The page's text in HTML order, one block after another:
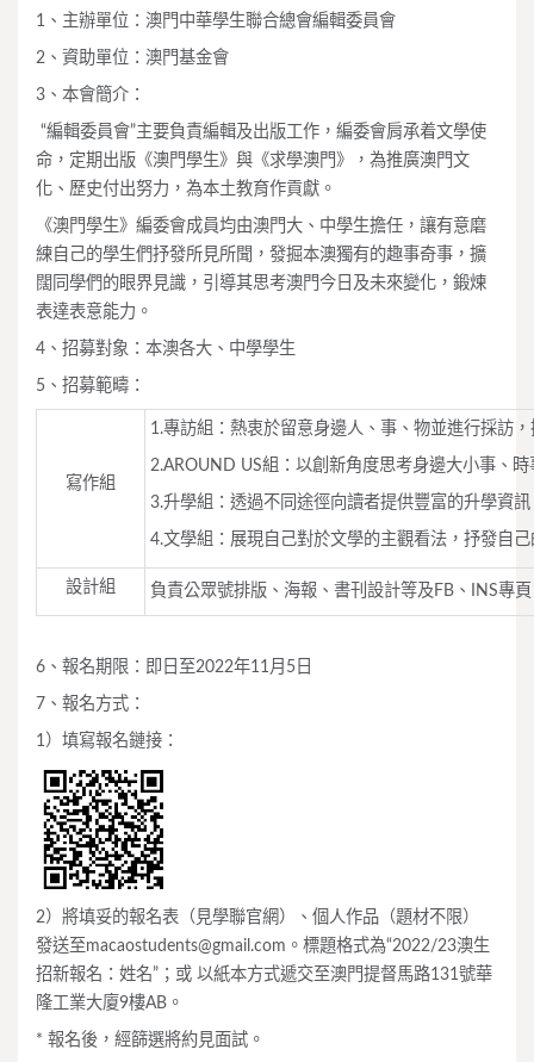
1、主辦單位：澳門中華學生聯合總會編輯委員會
2、資助單位：澳門基金會
3、本會簡介：
“編輯委員會”主要負責編輯及出版工作，編委會肩承着文學使
命，定期出版《澳門學生》與《求學澳門》，為推廣澳門文
化、歷史付出努力，為本土教育作貢獻。
《澳門學生》編委會成員均由澳門大、中學生擔任，讓有意磨
練自己的學生們抒發所見所聞，發掘本澳獨有的趣事奇事，擴
闊同學們的眼界見識，引導其思考澳門今日及未來變化，鍛煉
表達表意能力。
4、招募對象：本澳各大、中學學生
5、招募範疇：
寫作組
1.專訪組：熱衷於留意身邊人、事、物並進行採訪
2.AROUND US組：以創新角度思考身邊大小事、
3.升學組：透過不同途徑向讀者提供豐富的升學資訊
4.文學組：展現自己對於文學的主觀看法，抒發自
設計組 負責公眾號排版、海報、書刊設計等及FB、INS專
6、報名期限：即日至2022年11月5日
7、報名方式：
1）填寫報名鏈接：
2）將填妥的報名表（見學聯官網）、個人作品（題材不限）
發送至macaostudents@gmail.com 。標題格式為“2022/23澳生
招新報名：姓名”； 或 以紙本方式遞交至澳門提督馬路131號華
隆工業大廈9樓AB。
* 報名後，經篩選將約見面試。